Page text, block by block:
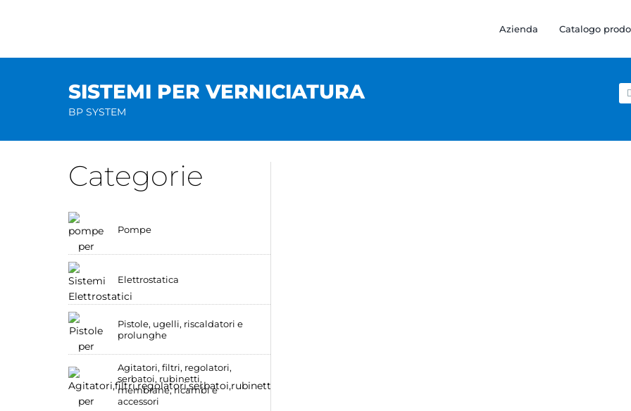
Azienda Catalogo
SISTEMI PER VERNICIATURA
BP SYSTEM
Categorie
Pompe
Elettrostatica
Pistole, ugelli, riscaldatori e
prolunghe
Agitatori, filtri, regolatori,
serbatoi, rubinetti,
membrane, ricambi e
accessori